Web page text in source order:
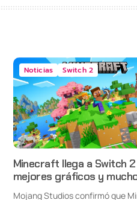
Noticias Switch 2
Minecraft llega a Switch
mejores gráficos y
Mojang Studios confirmó que